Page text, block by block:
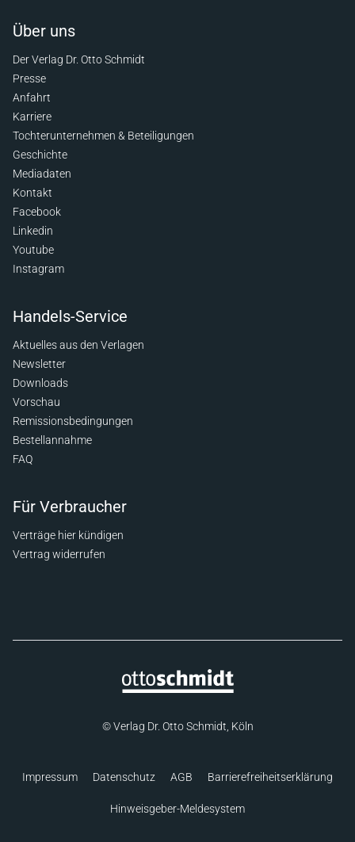
Über uns
Der Verlag Dr. Otto Schmidt
Presse
Anfahrt
Karriere
Tochterunternehmen & Beteiligungen
Geschichte
Mediadaten
Kontakt
Facebook
Linkedin
Youtube
Instagram
Handels-Service
Aktuelles aus den Verlagen
Newsletter
Downloads
Vorschau
Remissionsbedingungen
Bestellannahme
FAQ
Für Verbraucher
Verträge hier kündigen
Vertrag widerrufen
© Verlag Dr. Otto Schmidt, Köln
Impressum Datenschutz AGB Barrierefreiheitserklärung
Hinweisgeber-Meldesystem